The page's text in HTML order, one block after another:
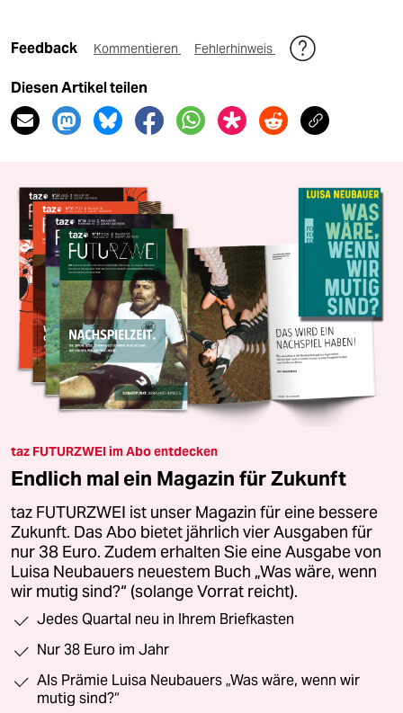
Feedback Kommentieren Fehlerhinweis
Diesen Artikel teilen
taz FUTURZWEI im Abo entdecken
Endlich mal ein Magazin für Zukunft
taz FUTURZWEI ist unser Magazin für eine bessere
Zukunft. Das Abo bietet jährlich vier Ausgaben für
nur 38 Euro. Zudem erhalten Sie eine Ausgabe von
Luisa Neubauers neuestem Buch „Was wäre, wenn
wir mutig sind?“ (solange Vorrat reicht).
Jedes Quartal neu in Ihrem Briefkasten
Nur 38 Euro im Jahr
Als Prämie Luisa Neubauers „Was wäre, wenn wir
mutig sind?“